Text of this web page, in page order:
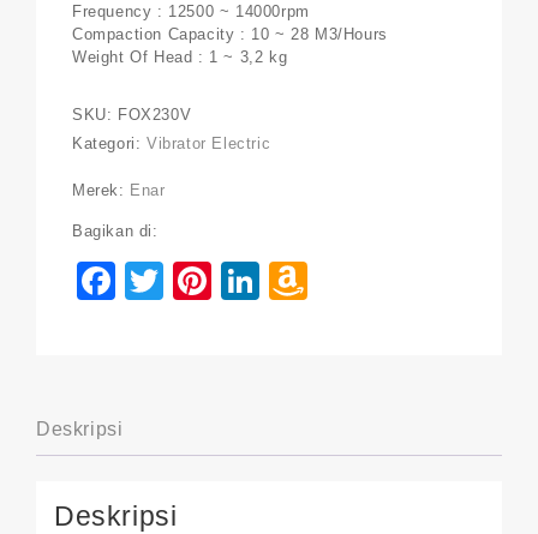
Frequency : 12500 ~ 14000rpm
Compaction Capacity : 10 ~ 28 M3/Hours
Weight Of Head : 1 ~ 3,2 kg
SKU: FOX230V
Kategori: Vibrator Electric
Merek: Enar
Bagikan di:
Facebook
TwitterPinterest
LinkedIn
Deskripsi
Deskripsi